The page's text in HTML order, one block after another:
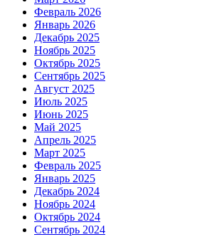
Февраль 2026
Январь 2026
Декабрь 2025
Ноябрь 2025
Октябрь 2025
Сентябрь 2025
Август 2025
Июль 2025
Июнь 2025
Май 2025
Апрель 2025
Март 2025
Февраль 2025
Январь 2025
Декабрь 2024
Ноябрь 2024
Октябрь 2024
Сентябрь 2024